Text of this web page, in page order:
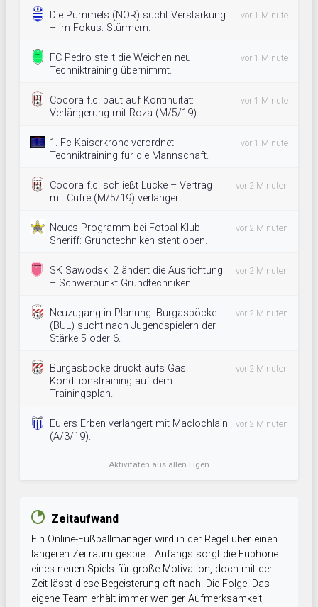
Die Pummels (NOR) sucht Verstärkung
– im Fokus: Stürmern.
vor 1 Minute
FC Pedro stellt die Weichen neu:
Techniktraining übernimmt.
vor 1 Minute
Cocora f.c. baut auf Kontinuität:
Verlängerung mit Roza (M/5/19).
vor 1 Minute
1. Fc Kaiserkrone verordnet
Techniktraining für die Mannschaft.
vor 1 Minute
Cocora f.c. schließt Lücke – Vertrag
mit Cufré (M/5/19) verlängert.
vor 2 Minuten
Neues Programm bei Fotbal Klub
Sheriff: Grundtechniken steht oben.
vor 2 Minuten
SK Sawodski 2 ändert die Ausrichtung
– Schwerpunkt Grundtechniken.
vor 2 Minuten
Neuzugang in Planung: Burgasböcke
(BUL) sucht nach Jugendspielern der
Stärke 5 oder 6.
vor 2 Minuten
Burgasböcke drückt aufs Gas:
Konditionstraining auf dem
Trainingsplan.
vor 2 Minuten
Eulers Erben verlängert mit Maclochlain
(A/3/19).
vor 2 Minuten
Aktivitäten aus allen Ligen
Zeitaufwand
Ein Online-Fußballmanager wird in der Regel über einen
längeren Zeitraum gespielt. Anfangs sorgt die Euphorie
eines neuen Spiels für große Motivation, doch mit der
Zeit lässt diese Begeisterung oft nach. Die Folge: Das
eigene Team erhält immer weniger Aufmerksamkeit,